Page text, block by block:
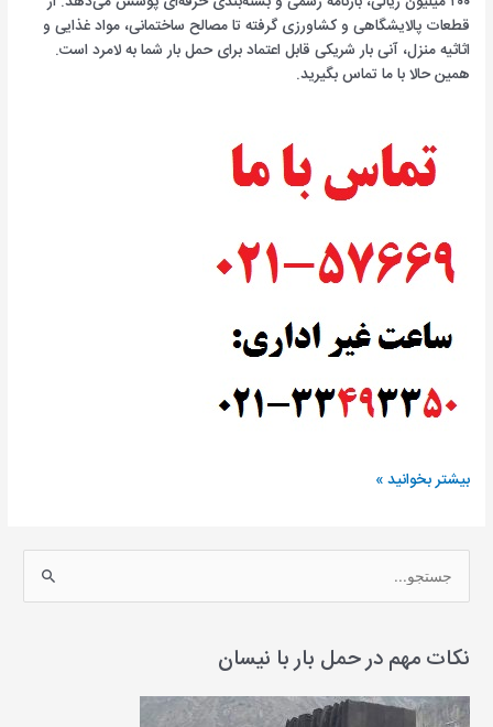
قطعات پالایشگاهی و کشاورزی گرفته تا مصالح ساختمانی، مواد غذایی و
اثاثیه منزل، آنی بار شریکی قابل اعتماد برای حمل بار شما به لامرد است.
همین حالا با ما تماس بگیرید.
حمل
نیسان
لامرد|
نیسان
بیشتر بخوانید »
ج
ب
نکات مهم در حمل بار با نیسان